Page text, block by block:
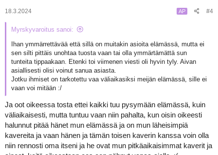
18.3.2024 AP #4
Myrskyvaroitus sanoi:
Ihan ymmärrettävää että sillä on muitakin asioita elämässä, mutta ei
sen silti pittäis unohtaa tuosta vaan tai olla ymmärtämättä sun
tunteita tippaakaan. Etenki toi viimenen viesti oli hyvin tyly. Aivan
asiallisesti olisi voinut sanua asiasta.
Jotku ihmiset on tarkotettu vaa väliaikasiksi meijän elämässä, sille ei
vaan voi mitään :/
Ja oot oikeessa tosta ettei kaikki tuu pysymään elämässä, kuin
väliaikaisesti, mutta tuntuu vaan niin pahalta, kun oisin oikeesti
halunnut pitää hänet mun elämässä ja on mun läheisimpiä
kavereita ja vaan hänen ja tämän toisen kaverin kanssa voin olla
niin rennosti oma itseni ja he ovat mun pitkäaikaisimmat kaverit ja